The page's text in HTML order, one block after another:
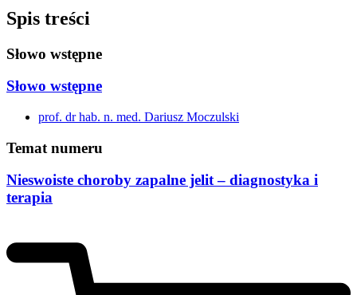
Spis treści
Słowo wstępne
Słowo wstępne
prof. dr hab. n. med. Dariusz Moczulski
Temat numeru
Nieswoiste choroby zapalne jelit – diagnostyka i
terapia